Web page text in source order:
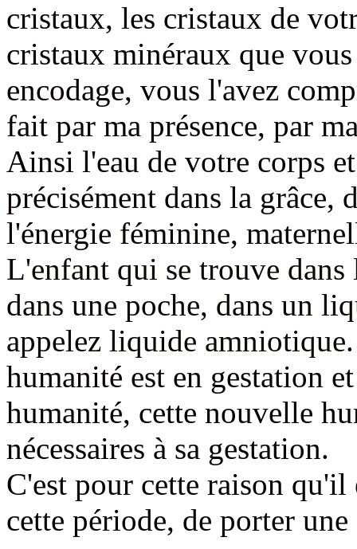
cristaux, les cristaux de
cristaux minéraux que
encodage, vous l'avez
fait par ma présence, par
Ainsi l'eau de votre corps
précisément dans la grâce,
l'énergie féminine,
L'enfant qui se trouve dans
dans une poche, dans un
appelez liquide amniotique
humanité est en gestation
humanité, cette nouvelle
nécessaires à sa gestation.
C'est pour cette raison
cette période, de porter